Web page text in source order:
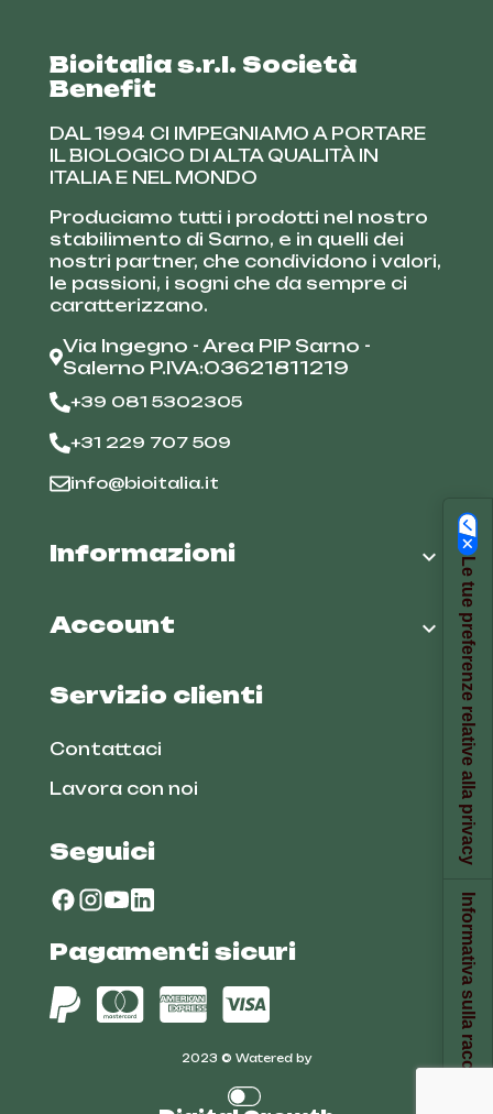
Bioitalia s.r.l. Società
Benefit
DAL 1994 CI IMPEGNIAMO A PORTARE
IL BIOLOGICO DI ALTA QUALITÀ IN
ITALIA E NEL MONDO
Produciamo tutti i prodotti nel nostro
stabilimento di Sarno, e in quelli dei
nostri partner, che condividono i valori,
le passioni, i sogni che da sempre ci
caratterizzano.
Via Ingegno - Area PIP Sarno -
Salerno P.IVA:03621811219
+39 081 5302305
+31 229 707 509
info@bioitalia.it
Informazioni 
Account 
Servizio clienti
Contattaci
Lavora con noi
Seguici
2023 © Watered by
Pagamenti sicuri
Le tue preferenze relative alla privacy
Informativa sulla raccolta